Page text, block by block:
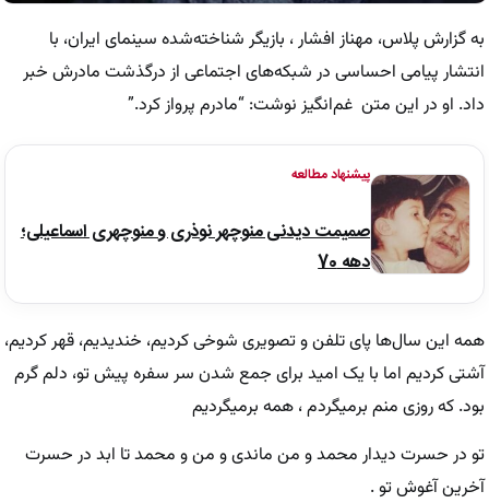
به گزارش پلاس، مهناز افشار ، بازیگر شناخته‌شده سینمای ایران، با
انتشار پیامی احساسی در شبکه‌های اجتماعی از درگذشت مادرش خبر
داد. او در این متن غم‌انگیز نوشت: “مادرم پرواز کرد.”
پیشنهاد مطالعه
صمیمت دیدنی منوچهر نوذری و منوچهری اسماعیلی؛
دهه 70
همه این سال‌ها پای تلفن و‌ تصویری شوخی کردیم، خندیدیم، قهر کردیم،
آشتی کردیم اما با یک امید برای جمع شدن سر سفره پیش تو، دلم گرم
بود. که روزی منم برمیگردم ، همه برمیگردیم
تو در حسرت دیدار محمد و‌ من ماندی و من و محمد تا ابد در حسرت
آخرین آغوش تو .